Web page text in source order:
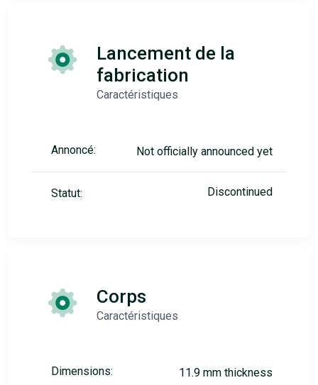
Lancement de la
fabrication
Caractéristiques
Annoncé: Not officially announced yet
Statut: Discontinued
Corps
Caractéristiques
Dimensions: 11.9 mm thickness